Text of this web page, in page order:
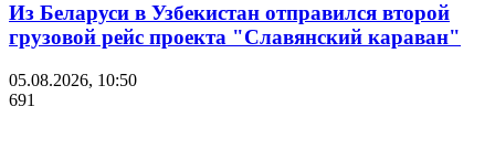
Из Беларуси в Узбекистан отправился второй
грузовой рейс проекта "Славянский караван"
05.08.2026, 10:50
691